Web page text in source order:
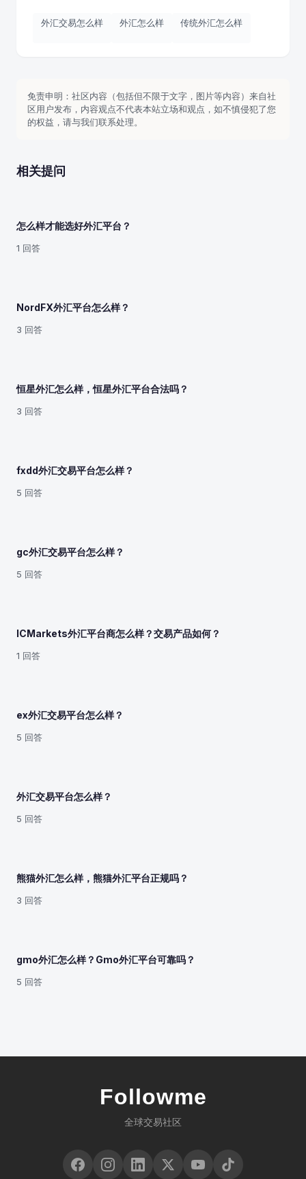
外汇交易怎么样 外汇怎么样 传统外汇怎么样
免责申明：社区内容（包括但不限于文字，图片等内容）来自社
区用户发布，内容观点不代表本站立场和观点，如不慎侵犯了您
的权益，请与我们联系处理。
相关提问
怎么样才能选好外汇平台？
1 回答
NordFX外汇平台怎么样？
3 回答
恒星外汇怎么样，恒星外汇平台合法吗？
3 回答
fxdd外汇交易平台怎么样？
5 回答
gc外汇交易平台怎么样？
5 回答
ICMarkets外汇平台商怎么样？交易产品如何？
1 回答
ex外汇交易平台怎么样？
5 回答
外汇交易平台怎么样？
5 回答
熊猫外汇怎么样，熊猫外汇平台正规吗？
3 回答
gmo外汇怎么样？Gmo外汇平台可靠吗？
5 回答
Followme
全球交易社区